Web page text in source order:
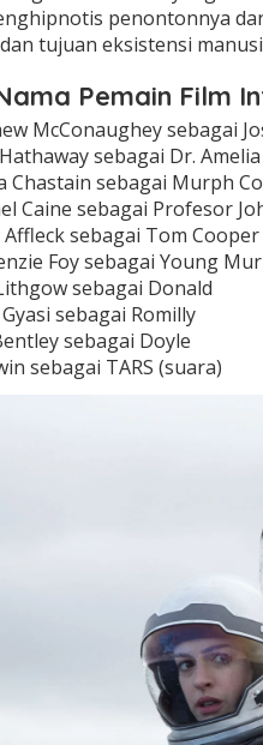
penontonnya
tujuan eksistensi
Pemain Film
McConaughey sebagai
sebagai Dr.
Chastain sebagai Murph
Caine sebagai Profesor
Affleck sebagai Tom Cooper
Foy sebagai Young
sebagai Donald
sebagai Romilly
sebagai Doyle
sebagai TARS (suara)